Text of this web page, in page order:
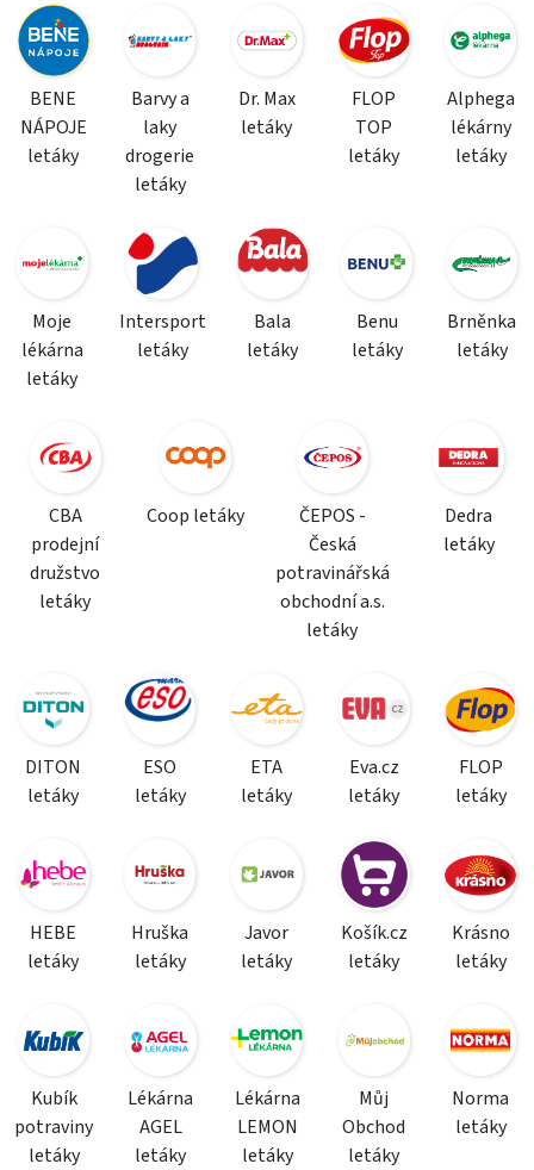
BENE
NÁPOJE
letáky
Barvy a
laky
drogerie
letáky
Dr. Max
letáky
FLOP
TOP
letáky
Alphega
lékárny
letáky
Moje
lékárna
letáky
Intersport
letáky
Bala
letáky
Benu
letáky
Brněnka
letáky
CBA
prodejní
družstvo
letáky
Coop letáky
ČEPOS -
Česká
potravinářská
obchodní a.s.
letáky
Dedra
letáky
DITON
letáky
ESO
letáky
ETA
letáky
Eva.cz
letáky
FLOP
letáky
HEBE
letáky
Hruška
letáky
Javor
letáky
Košík.cz
letáky
Krásno
letáky
Kubík
potraviny
letáky
Lékárna
AGEL
letáky
Lékárna
LEMON
letáky
Můj
Obchod
letáky
Norma
letáky